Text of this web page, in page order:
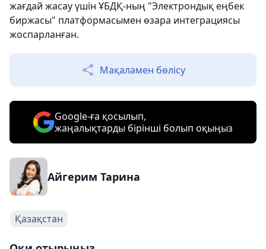
жағдай жасау үшін ҰБДҚ-ның "Электрондық еңбек
биржасы" платформасымен өзара интеграциясы
жоспарланған.
Мақаламен бөлісу
Google-ға қосылып,
жаңалықтарды бірінші болып оқыңыз
Айгерим Тарина
Қазақстан